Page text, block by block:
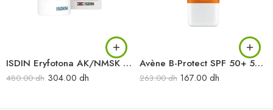
ISDIN Eryfotona AK/NMSK fluide SPF 100+ 50 ml
480.00dh 304.00 dh
Avène B-Protect SPF 50+ 50 ml
263.00dh 167.00 dh